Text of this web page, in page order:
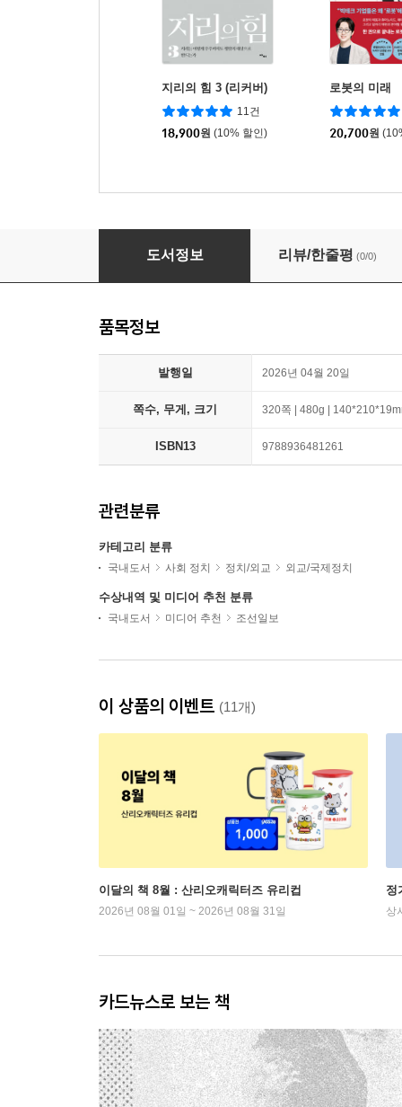
지리의 힘 3 (리커버)
11건
18,900원 (10% 할인)
로봇의 미래
20,700원
괴물의 시대
도서정보 리뷰/한줄평 (0/0)
품목정보
발행일 2026년 04월 20일
쪽수, 무게, 크기 320쪽 | 480g |
ISBN13 9788936481261
관련분류
카테고리 분류
국내도서 사회 정치 정치/외교 외교/국제정치
수상내역 및 미디어 추천 분류
국내도서 미디어 추천 조선일보
이 상품의 이벤트 (11개)
이달의 책 8월 : 산리오캐릭터즈 유리컵
2026년 08월 01일 ~ 2026년 08월 31일
정
상
카드뉴스로 보는 책